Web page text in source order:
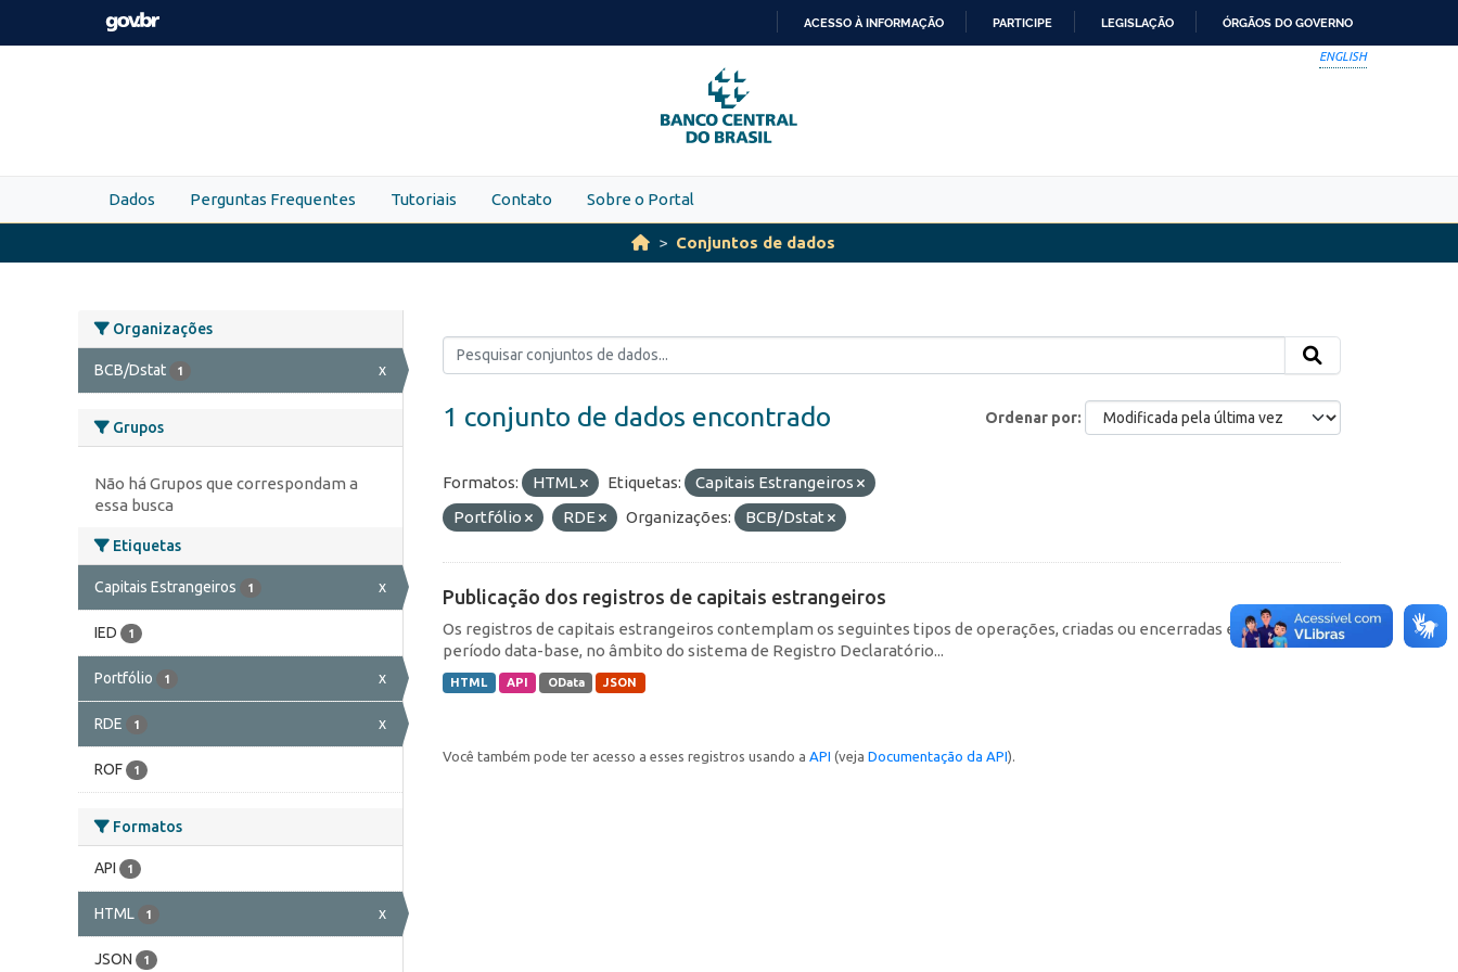
Skip to main content
PARA
O
CONTEÚDO
ACESSO À INFORMAÇÃO PARTICIPE LEGISLAÇÃO ÓRGÃOS DO GOVERNO
ENGLISH
Dados Perguntas Frequentes Tutoriais Contato Sobre o Portal
Conjuntos de dados
Organizações
BCB/Dstat 1 x
Grupos
Não há Grupos que correspondam a
essa busca
Etiquetas
Capitais Estrangeiros 1 x
IED 1
Portfólio 1 x
RDE 1 x
ROF 1
Formatos
API 1
HTML 1 x
JSON 1
Ordenar por
1 conjunto de dados encontrado
Formatos: HTML Etiquetas:
Capitais Estrangeiros
Portfólio
RDE Organizações: BCB/Dstat
Publicação dos registros de capitais estrangeiros
Os registros de capitais estrangeiros contemplam os seguintes tipos de operações, criadas ou encerradas em cada
período data-base, no âmbito do sistema de Registro Declaratório...
HTML API OData JSON
Você também pode ter acesso a esses registros usando a API (veja Documentação da API).